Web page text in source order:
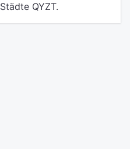
QYZT.